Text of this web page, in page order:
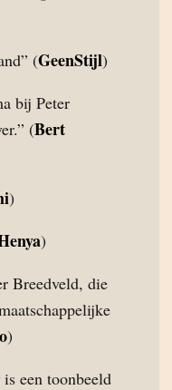
(GeenStijl)
bij Peter
(Bert
)
)
Breedveld, die
)
is een toonbeeld